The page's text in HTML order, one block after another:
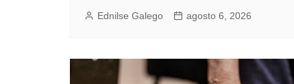
Ednilse Galego agosto 6, 2026